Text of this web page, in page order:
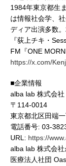
1984年東京都生
は情報社会学、
ディア出演多数
『荻上チキ・
FM『ONE
https://x.com/
■企業情報
alba lab 株式会
〒114-0014
東京都北区田端
電話番号: 03-
URL: https://
alba lab 株式会社
医療法人社団